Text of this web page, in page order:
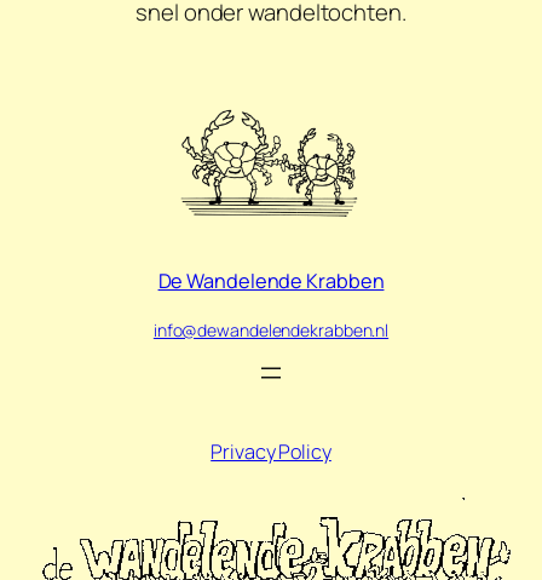
snel onder wandeltochten.
De Wandelende Krabben
info@dewandelendekrabben.nl
Privacy Policy